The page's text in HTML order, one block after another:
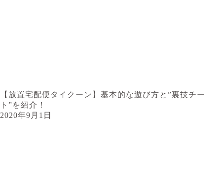
【放置宅配便タイクーン】基本的な遊び方と”裏技チー
ト”を紹介！
2020年9月1日